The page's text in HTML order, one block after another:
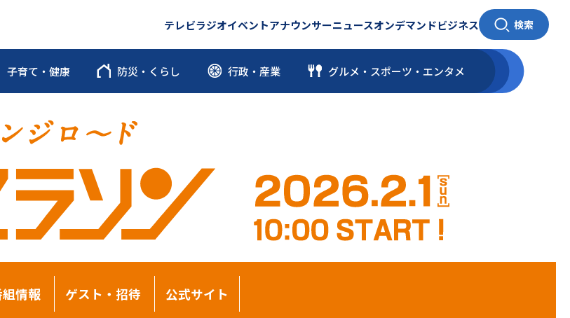
テレビラジオイベントアナウンサーニュースオンデマンドビジネス 検索
子育て・健康 防災・くらし 行政・産業 グルメ・スポーツ ・ エンタメ
組情報 ゲスト・招待 公式サイト